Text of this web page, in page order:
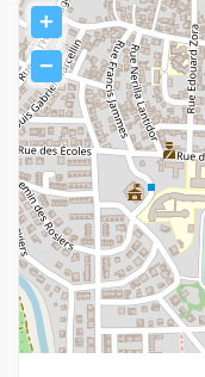
+
−